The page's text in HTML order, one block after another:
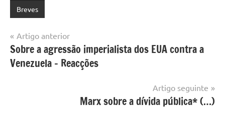
Breves
Navegação
de
artigos
Artigo anterior
Sobre a agressão imperialista dos EUA contra a
Venezuela – Reacções
Artigo seguinte
Marx sobre a dívida pública* (…)